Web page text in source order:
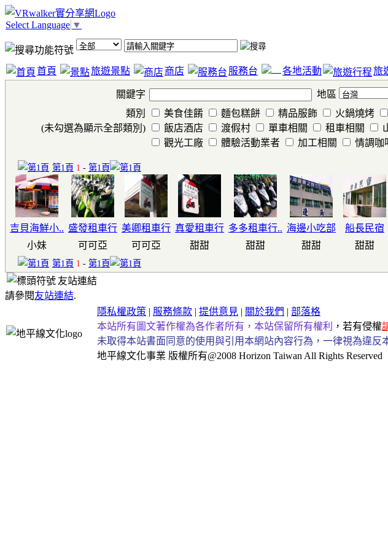
Select Language ▼
首頁 旅遊景點 商店 服務台 各地活動 旅
關鍵字 地區
類別
(未勾選為顯示全部類別)
美食佳餚 麵包糕餅 精品服飾 火鍋燒烤
飯店酒店
渡假村 單車相關 租車相關
觀光工廠
體驗活動業者 加工相關 情調咖
第1頁 1 - 第1頁
吉貝海鮮小..
小妹
盛發租車行
可可亞
美卿租車行
可可亞
真愛租車行
甜甜
多多租車行..
甜甜
海邊小吃部
甜甜
船長民宿
甜甜
第1頁 1 - 第1頁
友站連結
請參閱友站連結.
隱私權政策 | 服務條款 | 提供意見 | 關於我們 | 部落格
本站所有圖文著作權為各作者所有，本站保留所有權利
，若有侵權
未取得本站書面同意的使用與引用本網站內容行為，一律視為違反
地平線文化事業 版權所有@2008 Horizon Taiwan All Rights Reserved